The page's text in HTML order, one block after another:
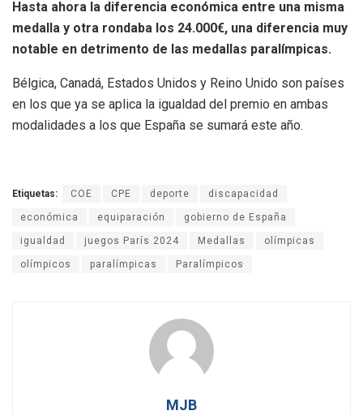
Hasta ahora la diferencia económica entre una misma
medalla y otra rondaba los 24.000€, una diferencia muy
notable en detrimento de las medallas paralímpicas.
Bélgica, Canadá, Estados Unidos y Reino Unido son países
en los que ya se aplica la igualdad del premio en ambas
modalidades a los que España se sumará este año.
Etiquetas: COE CPE deporte discapacidad
económica equiparación gobierno de España
igualdad juegos París 2024 Medallas olímpicas
olímpicos paralímpicas Paralímpicos
MJB